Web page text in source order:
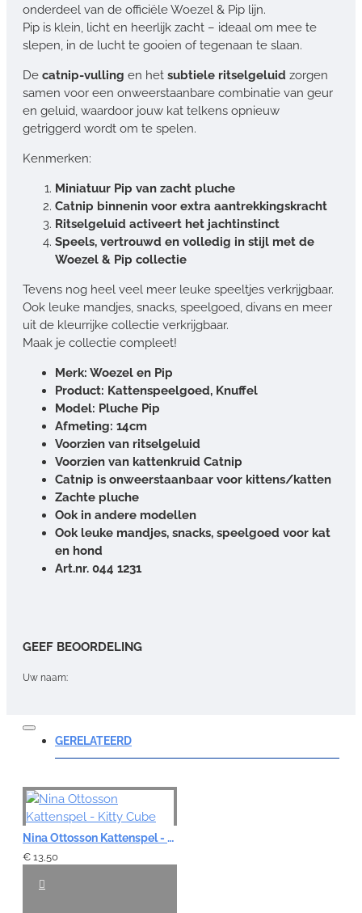
onderdeel van de officiële Woezel & Pip lijn.
Pip is klein, licht en heerlijk zacht – ideaal om mee te
slepen, in de lucht te gooien of tegenaan te slaan.
De catnip-vulling en het subtiele ritselgeluid zorgen
samen voor een onweerstaanbare combinatie van geur
en geluid, waardoor jouw kat telkens opnieuw
getriggerd wordt om te spelen.
Kenmerken:
Miniatuur Pip van zacht pluche
Catnip binnenin voor extra aantrekkingskracht
Ritselgeluid activeert het jachtinstinct
Speels, vertrouwd en volledig in stijl met de
Woezel & Pip collectie
Tevens nog heel veel meer leuke speeltjes verkrijgbaar.
Ook leuke mandjes, snacks, speelgoed, divans en meer
uit de kleurrijke collectie verkrijgbaar.
Maak je collectie compleet!
Merk: Woezel en Pip
Product: Kattenspeelgoed, Knuffel
Model: Pluche Pip
Afmeting: 14cm
Voorzien van ritselgeluid
Voorzien van kattenkruid Catnip
Catnip is onweerstaanbaar voor kittens/katten
Zachte pluche
Ook in andere modellen
Ook leuke mandjes, snacks, speelgoed voor kat
en hond
Art.nr. 044 1231
GEEF BEOORDELING
Uw naam:
Opmerking:
Note:HTML-code wordt niet vertaald!
Waardering:
GERELATEERD
Nina Ottosson Kattenspel - Kitty Cube
€ 13,50